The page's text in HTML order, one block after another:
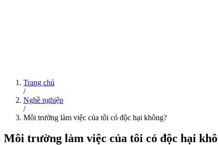
Trang chủ
/
Nghề nghiệp
/
Môi trường làm việc của tôi có độc hại không?
Môi trường làm việc của tôi có độc hại